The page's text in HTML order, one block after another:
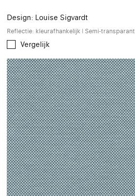
Design: Louise Sigvardt
Reflectie: kleurafhankelijk | Semi-transparant
Vergelijk